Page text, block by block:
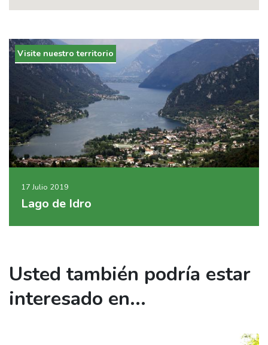
Visite nuestro territorio
17 Julio 2019
Lago de Idro
Usted también podría estar
interesado en...